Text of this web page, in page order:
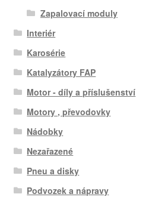
Zapalovací moduly
Interiér
Karosérie
Katalyzátory FAP
Motor - díly a příslušenství
Motory , převodovky
Nádobky
Nezařazené
Pneu a disky
Podvozek a nápravy